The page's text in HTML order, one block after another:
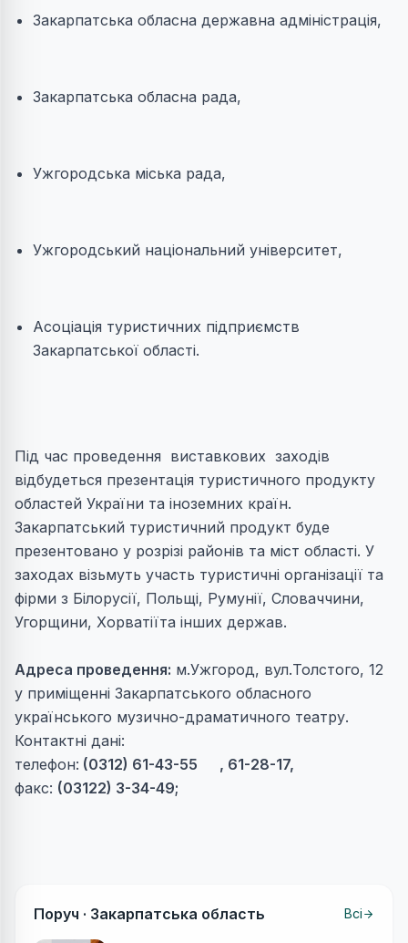
Закарпатська обласна державна адміністрація,
Закарпатська обласна рада,
Ужгородська міська рада,
Ужгородський національний університет,
Асоціація туристичних підприємств
Закарпатської області.
Під час проведення виставкових заходів
відбудеться презентація туристичного продукту
областей України та іноземних країн.
Закарпатський туристичний продукт буде
презентовано у розрізі районів та міст області. У
заходах візьмуть участь туристичні організації та
фірми з Білорусії, Польщі, Румунії, Словаччини,
Угорщини, Хорватіїта інших держав.
Адреса проведення: м.Ужгород, вул.Толстого, 12
у приміщенні Закарпатського обласного
українського музично-драматичного театру.
Контактні дані:
телефон: (0312) 61-43-55 , 61-28-17,
факс: (03122) 3-34-49;
Поруч · Закарпатська область Всі